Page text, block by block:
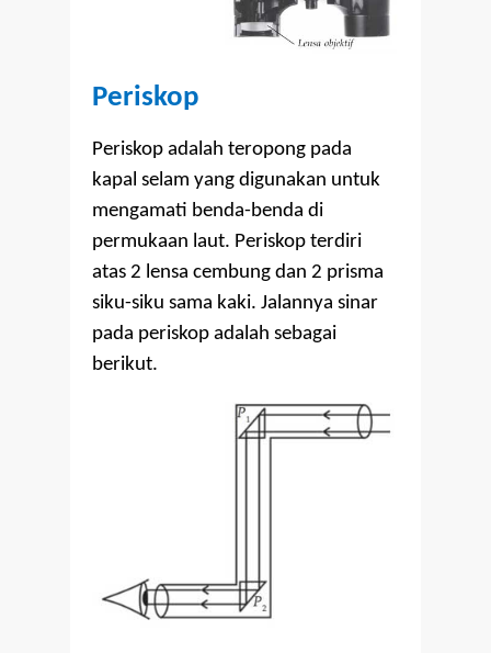
Periskop
Periskop adalah teropong pada
kapal selam yang digunakan untuk
mengamati benda-benda di
permukaan laut. Periskop terdiri
atas 2 lensa cembung dan 2 prisma
siku-siku sama kaki. Jalannya sinar
pada periskop adalah sebagai
berikut.